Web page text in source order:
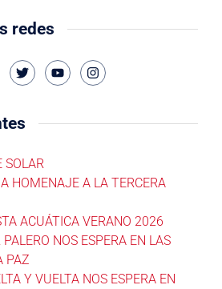
redes
SOLAR
HOMENAJE A LA TERCERA
ACUÁTICA VERANO 2026
NOS ESPERA EN LAS
PAZ
Y VUELTA NOS ESPERA EN